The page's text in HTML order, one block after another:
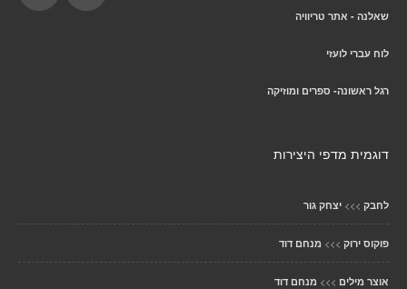
שאלנה - אתר טריוויה
לוח עברי לועזי
רגל ראשונה- ספרים ומוזיקה
דוגמית מדפי היצירות
לחבק >>> יצחק גור
פוקוס ירוק >>> מנחם דוד
אוצר מילים >>> מנחם דוד